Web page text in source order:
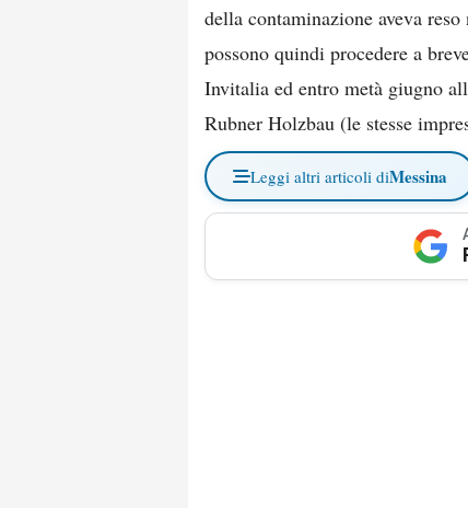
della contaminazione aveva
possono quindi procedere a
Invitalia ed entro metà giugno
Rubner Holzbau (le stesse
Leggi altri articoli diMessina